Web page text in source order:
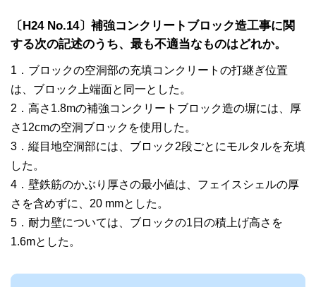
〔H24 No.14〕補強コンクリートブロック造工事に関
する次の記述のうち、最も不適当なものはどれか。
1．ブロックの空洞部の充填コンクリートの打継ぎ位置
は、ブロック上端面と同一とした。
2．高さ1.8mの補強コンクリートブロック造の塀には、厚
さ12cmの空洞ブロックを使用した。
3．縦目地空洞部には、ブロック2段ごとにモルタルを充填
した。
4．壁鉄筋のかぶり厚さの最小値は、フェイスシェルの厚
さを含めずに、20 mmとした。
5．耐力壁については、ブロックの1日の積上げ高さを
1.6mとした。